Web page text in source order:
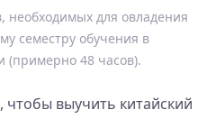
необходимых для овладения
семестру обучения в
(примерно 48 часов).
выучить китайский